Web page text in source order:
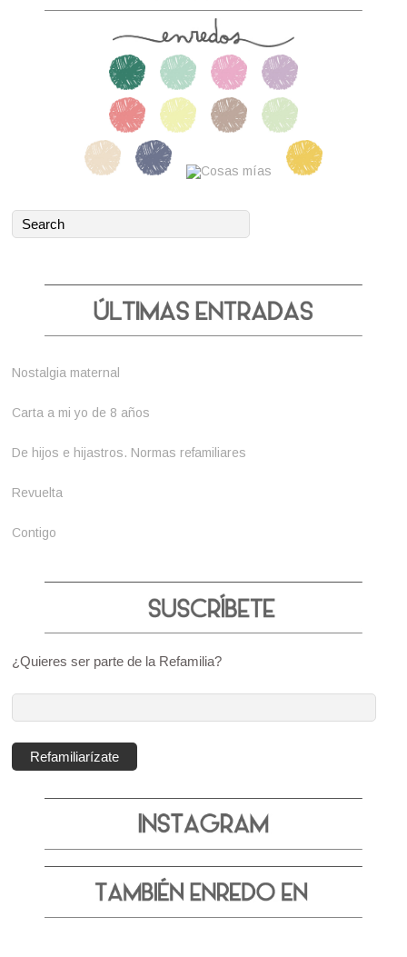
Nostalgia maternal
Carta a mi yo de 8 años
De hijos e hijastros. Normas refamiliares
Revuelta
Contigo
¿Quieres ser parte de la Refamilia?
correo
electrónico:
Refamiliarízate